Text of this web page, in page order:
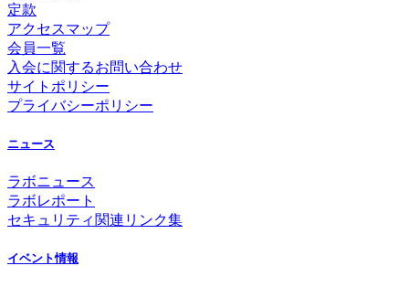
定款
アクセスマップ
会員一覧
入会に関するお問い合わせ
サイトポリシー
プライバシーポリシー
ニュース
ラボニュース
ラボレポート
セキュリティ関連リンク集
イベント情報